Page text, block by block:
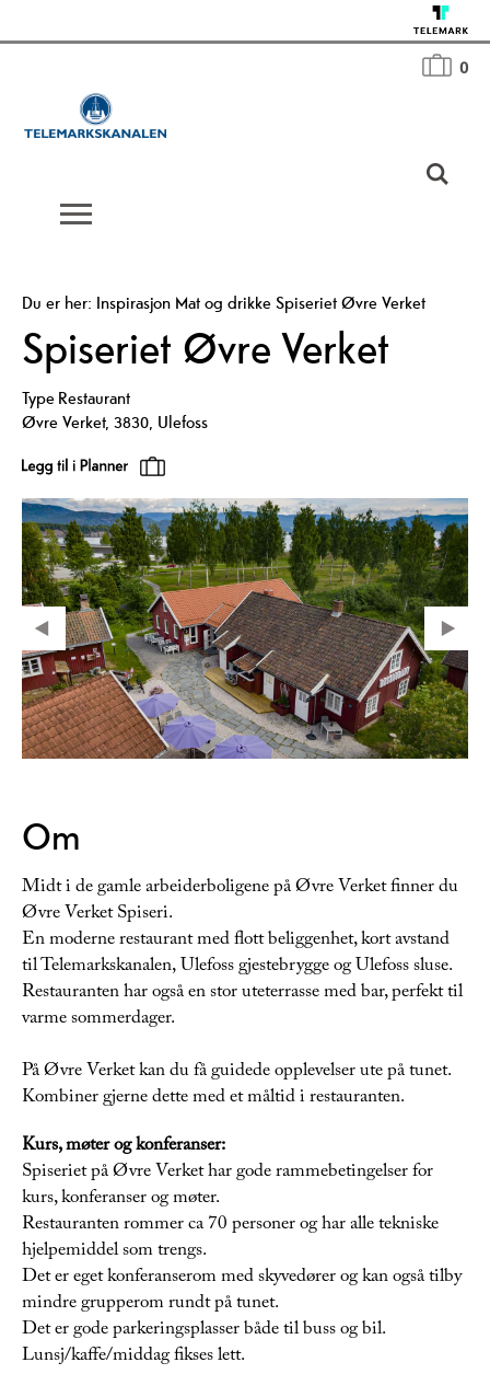
0
Du er her: Inspirasjon Mat og drikkeSpiseriet Øvre Verket
Spiseriet Øvre Verket
TypeRestaurant
Øvre Verket, 3830, Ulefoss
Om
Midt i de gamle arbeiderboligene på Øvre Verket finner du
Øvre Verket Spiseri.
En moderne restaurant med flott beliggenhet, kort avstand
til Telemarkskanalen, Ulefoss gjestebrygge og Ulefoss sluse.
Restauranten har også en stor uteterrasse med bar, perfekt til
varme sommerdager.
På Øvre Verket kan du få guidede opplevelser ute på tunet.
Kombiner gjerne dette med et måltid i restauranten.
Kurs, møter og konferanser:
Spiseriet på Øvre Verket har gode rammebetingelser for
kurs, konferanser og møter.
Restauranten rommer ca 70 personer og har alle tekniske
hjelpemiddel som trengs.
Det er eget konferanserom med skyvedører og kan også tilby
mindre grupperom rundt på tunet.
Det er gode parkeringsplasser både til buss og bil.
Lunsj/kaffe/middag fikses lett.